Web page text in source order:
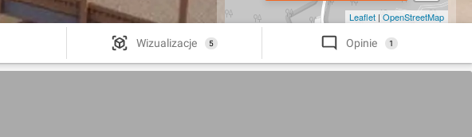
Leaflet | OpenStreetMap
Wizualizacje 5 Opinie 1